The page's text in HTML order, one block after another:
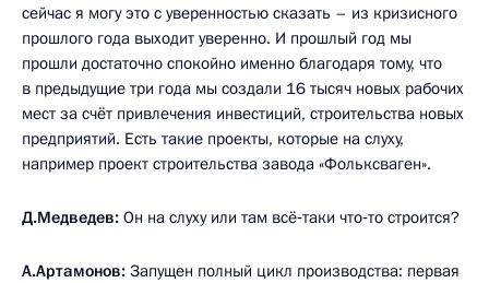
сейчас я могу это с уверенностью сказать – из кризисного
прошлого года выходит уверенно. И прошлый год мы
прошли достаточно спокойно именно благодаря тому, что
в предыдущие три года мы создали 16 тысяч новых рабочих
мест за счёт привлечения инвестиций, строительства новых
предприятий. Есть такие проекты, которые на слуху,
например проект строительства завода «Фольксваген».
Д.Медведев: Он на слуху или там всё‑таки что‑то строится?
А.Артамонов: Запущен полный цикл производства: первая